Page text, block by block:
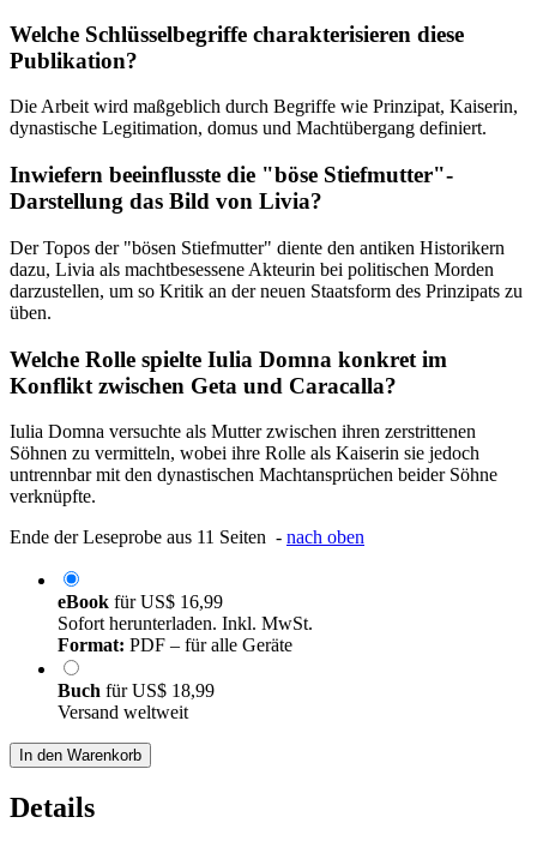
Welche Schlüsselbegriffe charakterisieren diese
Publikation?
Die Arbeit wird maßgeblich durch Begriffe wie Prinzipat, Kaiserin,
dynastische Legitimation, domus und Machtübergang definiert.
Inwiefern beeinflusste die "böse Stiefmutter"-
Darstellung das Bild von Livia?
Der Topos der "bösen Stiefmutter" diente den antiken Historikern
dazu, Livia als machtbesessene Akteurin bei politischen Morden
darzustellen, um so Kritik an der neuen Staatsform des Prinzipats zu
üben.
Welche Rolle spielte Iulia Domna konkret im
Konflikt zwischen Geta und Caracalla?
Iulia Domna versuchte als Mutter zwischen ihren zerstrittenen
Söhnen zu vermitteln, wobei ihre Rolle als Kaiserin sie jedoch
untrennbar mit den dynastischen Machtansprüchen beider Söhne
verknüpfte.
Ende der Leseprobe aus 11 Seiten - nach oben
eBook fürUS$ 16,99
Sofort herunterladen. Inkl. MwSt.
Format: PDF – für alle Geräte
Buch fürUS$ 18,99
Versand weltweit
In den Warenkorb
Details